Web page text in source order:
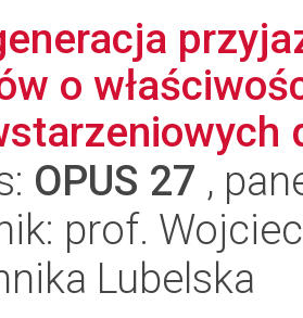
o
OPUS 27 ,
prof.
Lubelska